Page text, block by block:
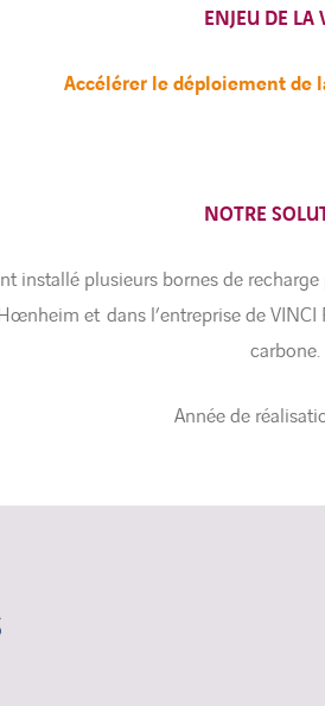
ENJEU DE LA
Accélérer le déploiement de
NOTRE
installé plusieurs bornes de
et dans l’entreprise de
carbone.
Année de